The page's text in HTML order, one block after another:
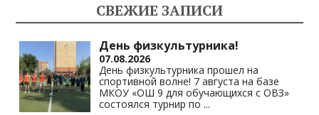
as
s
ni
ki
m p
p
n
k
СВЕЖИЕ ЗАПИСИ
День физкультурника!
07.08.2026
День физкультурника прошел на
спортивной волне! 7 августа на базе
МКОУ «ОШ 9 для обучающихся с ОВЗ»
состоялся турнир по ...